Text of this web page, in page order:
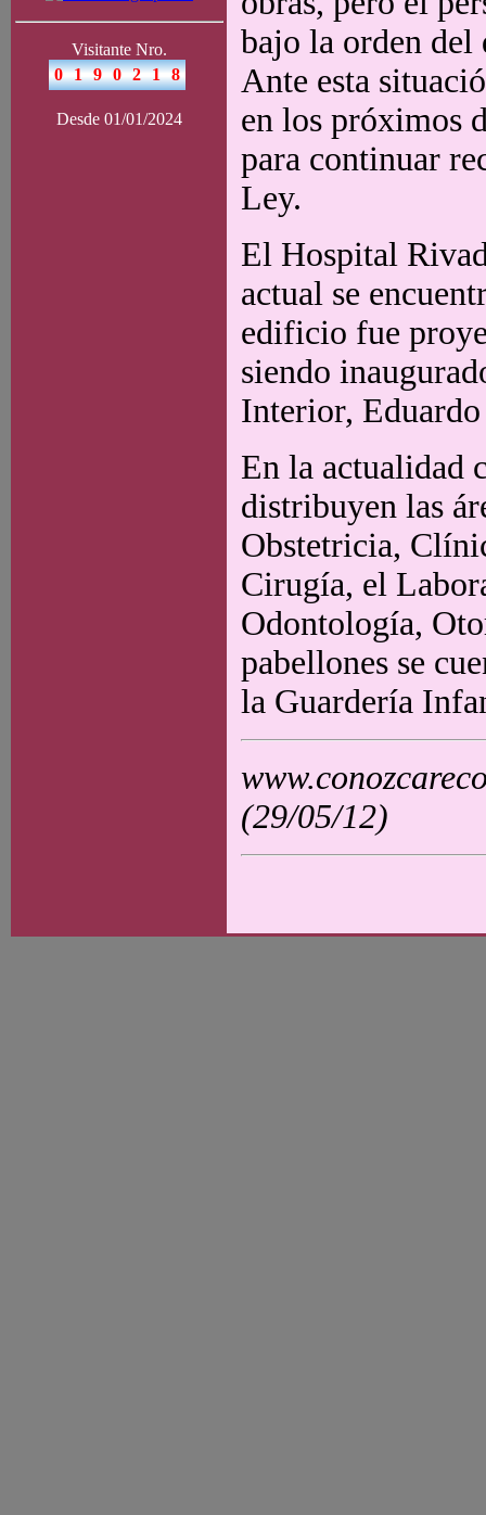
Visitante Nro.
Desde 01/01/2024
bajo la orden del
Ante esta
en los próximos
para continuar
Ley.
El Hospital
actual se
edificio fue
siendo
Interior,
En la actualidad
distribuyen las
Obstetricia,
Cirugía, el
Odontología,
pabellones se
la Guardería
(29/05/12)